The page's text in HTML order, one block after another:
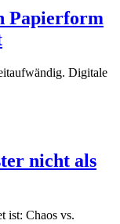
Papierform
Digitale
nicht als
ist: Chaos vs.